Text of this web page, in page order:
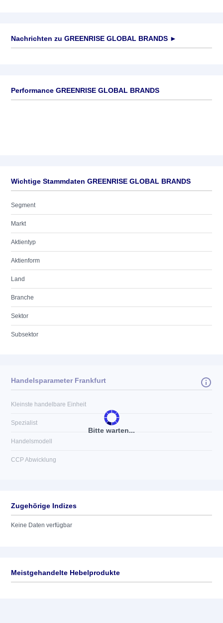
Nachrichten zu GREENRISE GLOBAL BRANDS ►
Performance GREENRISE GLOBAL BRANDS
Wichtige Stammdaten GREENRISE GLOBAL BRANDS
Segment
Markt
Aktientyp
Aktienform
Land
Branche
Sektor
Subsektor
Bitte warten...
Handelsparameter Frankfurt
Kleinste handelbare Einheit
Spezialist
Handelsmodell
CCP Abwicklung
Zugehörige Indizes
Keine Daten verfügbar
Meistgehandelte Hebelprodukte